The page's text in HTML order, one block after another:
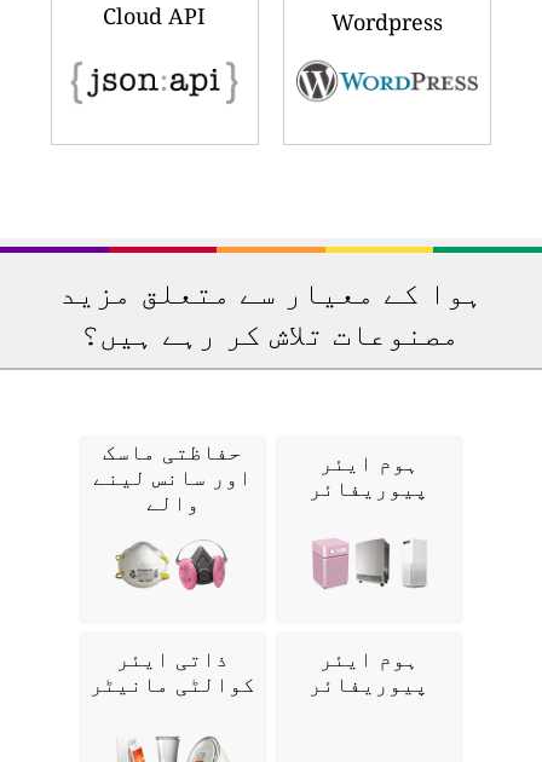
Wordpress
Cloud API
ہوا کے معیار سے متعلق مزید
مصنوعات تلاش کر رہے ہیں؟
ہوم ایئر
پیوریفائر
حفاظتی ماسک
اور سانس لینے
والے
ہوم ایئر
پیوریفائر
ذاتی ایئر
کوالٹی مانیٹر